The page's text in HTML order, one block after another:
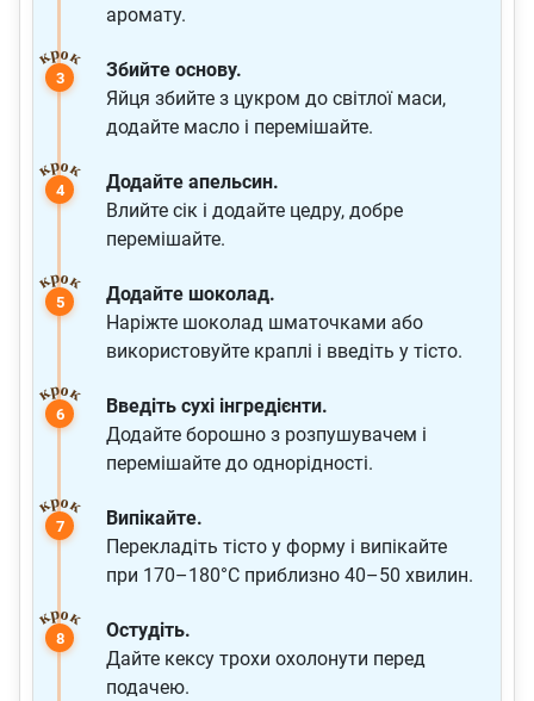
аромату.
Збийте основу.
Яйця збийте з цукром до світлої маси,
додайте масло і перемішайте.
Додайте апельсин.
Влийте сік і додайте цедру, добре
перемішайте.
Додайте шоколад.
Наріжте шоколад шматочками або
використовуйте краплі і введіть у тісто.
Введіть сухі інгредієнти.
Додайте борошно з розпушувачем і
перемішайте до однорідності.
Випікайте.
Перекладіть тісто у форму і випікайте
при 170–180°C приблизно 40–50 хвилин.
Остудіть.
Дайте кексу трохи охолонути перед
подачею.